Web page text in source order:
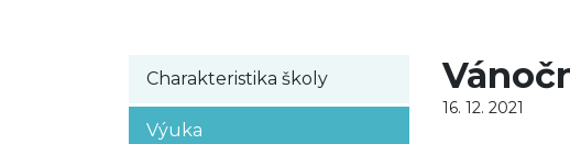
Charakteristika školy
Výuka
16. 12. 2021